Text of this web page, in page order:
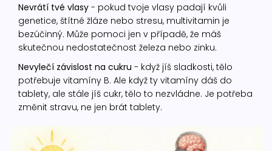
Nevrátí tvé vlasy - pokud tvoje vlasy padají kvůli
genetice, štítné žláze nebo stresu, multivitamin je
bezúčinný. Může pomoci jen v případě, že máš
skutečnou nedostatečnost železa nebo zinku.
Nevylečí závislost na cukru - když jíš sladkosti, tělo
potřebuje vitamíny B. Ale když ty vitamíny dáš do
tablety, ale stále jíš cukr, tělo to nezvládne. Je potřeba
změnit stravu, ne jen brát tablety.